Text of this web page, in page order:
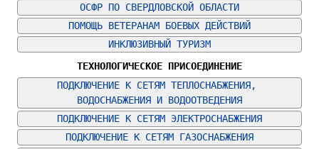
ОСФР ПО СВЕРДЛОВСКОЙ ОБЛАСТИ
ПОМОЩЬ ВЕТЕРАНАМ БОЕВЫХ ДЕЙСТВИЙ
ИНКЛЮЗИВНЫЙ ТУРИЗМ
ТЕХНОЛОГИЧЕСКОЕ ПРИСОЕДИНЕНИЕ
ПОДКЛЮЧЕНИЕ К СЕТЯМ ТЕПЛОСНАБЖЕНИЯ,
ВОДОСНАБЖЕНИЯ И ВОДООТВЕДЕНИЯ
ПОДКЛЮЧЕНИЕ К СЕТЯМ ЭЛЕКТРОСНАБЖЕНИЯ
ПОДКЛЮЧЕНИЕ К СЕТЯМ ГАЗОСНАБЖЕНИЯ